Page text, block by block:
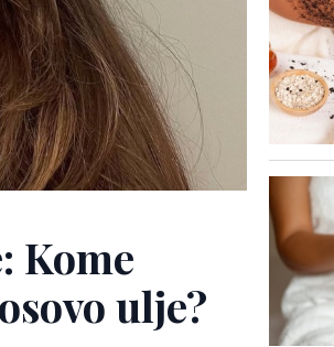
Kome
ulje?